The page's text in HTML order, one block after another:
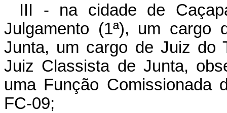
III - na cidade de
Julgamento (1ª), um cargo
Junta, um cargo de Juiz do
Juiz Classista de Junta,
uma Função
FC-09;